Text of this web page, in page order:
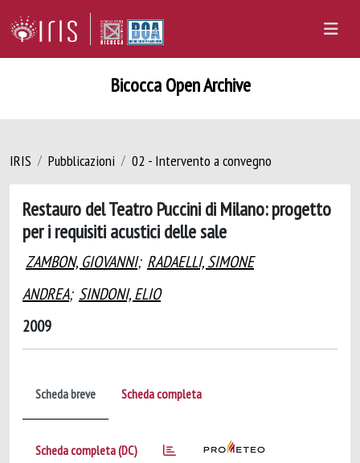
Bicocca Open Archive
IRIS Pubblicazioni 02 - Intervento a convegno
Restauro del Teatro Puccini di Milano: progetto
per i requisiti acustici delle sale
ZAMBON, GIOVANNI; RADAELLI, SIMONE
ANDREA; SINDONI, ELIO
2009
Scheda breve Scheda completa
Scheda completa (DC)